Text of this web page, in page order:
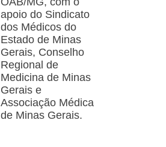
apoio do Sindicato
dos Médicos do
Estado de Minas
Gerais, Conselho
Regional de
Medicina de Minas
Gerais e
Associação Médica
de Minas Gerais.